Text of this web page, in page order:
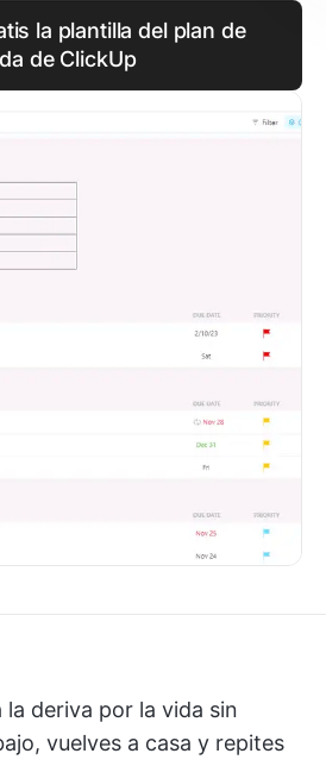
la plantilla del plan de
de ClickUp
la deriva por la vida sin
vuelves a casa y repites